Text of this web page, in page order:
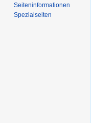
Seiten­­informationen
Spezialseiten